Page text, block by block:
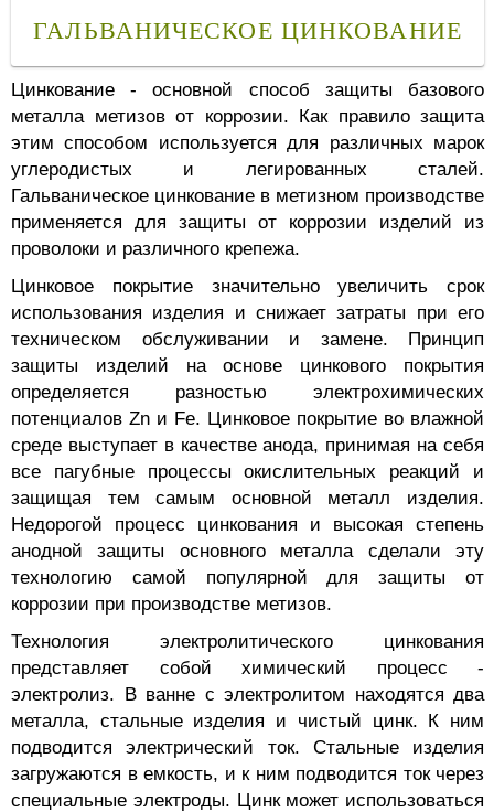
ГАЛЬВАНИЧЕСКОЕ ЦИНКОВАНИЕ
Цинкование - основной способ защиты базового
металла метизов от коррозии. Как правило защита
этим способом используется для различных марок
углеродистых и легированных сталей.
Гальваническое цинкование в метизном производстве
применяется для защиты от коррозии изделий из
проволоки и различного крепежа.
Цинковое покрытие значительно увеличить срок
использования изделия и снижает затраты при его
техническом обслуживании и замене. Принцип
защиты изделий на основе цинкового покрытия
определяется разностью электрохимических
потенциалов Zn и Fe. Цинковое покрытие во влажной
среде выступает в качестве анода, принимая на себя
все пагубные процессы окислительных реакций и
защищая тем самым основной металл изделия.
Недорогой процесс цинкования и высокая степень
анодной защиты основного металла сделали эту
технологию самой популярной для защиты от
коррозии при производстве метизов.
Технология электролитического цинкования
представляет собой химический процесс -
электролиз. В ванне с электролитом находятся два
металла, стальные изделия и чистый цинк. К ним
подводится электрический ток. Стальные изделия
загружаются в емкость, и к ним подводится ток через
специальные электроды. Цинк может использоваться